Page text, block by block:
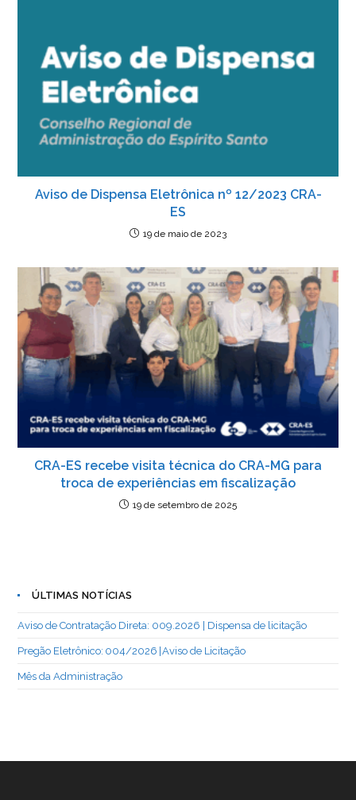
Aviso de Dispensa Eletrônica nº 12/2023 CRA-
ES
19 de maio de 2023
CRA-ES recebe visita técnica do CRA-MG para
troca de experiências em fiscalização
19 de setembro de 2025
ÚLTIMAS NOTÍCIAS
Aviso de Contratação Direta: 009.2026 | Dispensa de licitação
Pregão Eletrônico: 004/2026 | Aviso de Licitação
Mês da Administração